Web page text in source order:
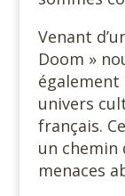
Venant
Doom »
également
univers
français.
un chemin
menaces